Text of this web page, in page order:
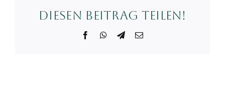
Diesen Beitrag teilen!
FacebookWhatsApp
Telegram
E-